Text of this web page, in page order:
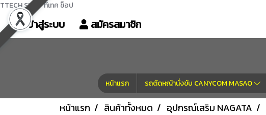
TTECH SHOP ทีเทค ช็อป
เข้าสู่ระบบ สมัครสมาชิก
หน้าแรก รถตัดหญ้านั่งขับ CANYCOM MASAO
หน้าแรก สินค้าทั้งหมด อุปกรณ์เสริม NAGATA